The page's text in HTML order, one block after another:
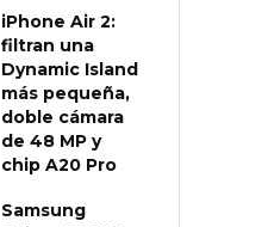
iPhone Air 2:
filtran una
Dynamic Island
más pequeña,
doble cámara
de 48 MP y
chip A20 Pro
Samsung